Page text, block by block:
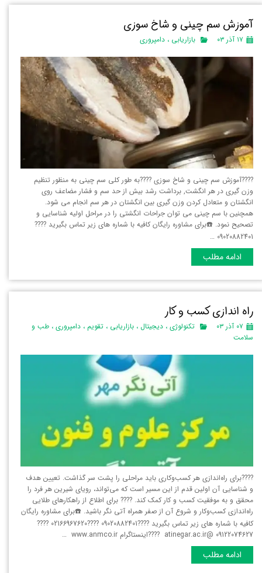
آموزش سم چینی و شاخ سوزی
۱۷ آذر ۰۳ بازاریابی ، دامپروری
????آموزش سم چینی و شاخ سوزی ????به طور کلی سم چینی به منظور تنظیم
وزن گیری در هر انگشت, برداشت رشد بیش از حد سم و فشار مضاعف روی
انگشتان و متعادل کردن وزن گیری بین انگشتان در هر سم انجام می شود.
همچنین با سم چینی می توان جراحات انگشتی را در مراحل اولیه شناسایی و
تصحیح نمود. ☎️برای مشاوره رایگان کافیه با شماره های زیر تماس بگیرید ????
09020882401 …
ادامه مطلب
راه اندازی کسب و کار
۰۷ آذر ۰۳ تکنولوژی ، دیجیتال ، بازاریابی ، تقویم ، دامپروری ، طب و
سلامت
????برای راه‌اندازی هر کسب‌وکاری باید مراحلی را پشت سر گذاشت. تعیین هدف
و شناسایی آن اولین قدم از این مسیر است که می‌تواند، رویای شیرین هر فرد را
محقق و به موفقیت کسب و کار کمک کند. ???? برای اطلاع از راهکارهای طلایی
راه‌اندازی کسب‌و‌کار و شروع آن از صفر همراه آتی نگر باشید. ☎️برای مشاوره رایگان
کافیه با شماره های زیر تماس بگیرید ????09020882401 ????02166967620 ????
09122074627 @atinegar.ac.ir ????اینستاگرام www.anmco.ir …
ادامه مطلب